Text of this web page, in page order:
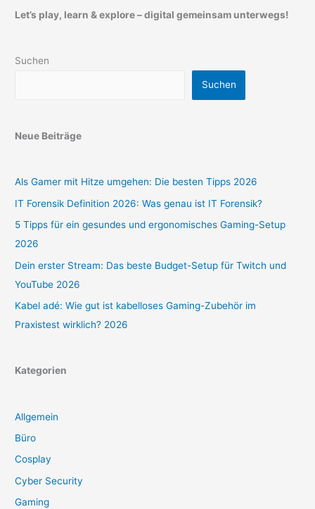
Let’s play, learn & explore – digital gemeinsam unterwegs!
Suchen
Suchen
Neue Beiträge
Als Gamer mit Hitze umgehen: Die besten Tipps 2026
IT Forensik Definition 2026: Was genau ist IT Forensik?
5 Tipps für ein gesundes und ergonomisches Gaming-Setup
2026
Dein erster Stream: Das beste Budget-Setup für Twitch und
YouTube 2026
Kabel adé: Wie gut ist kabelloses Gaming-Zubehör im
Praxistest wirklich? 2026
Kategorien
Allgemein
Büro
Cosplay
Cyber Security
Gaming